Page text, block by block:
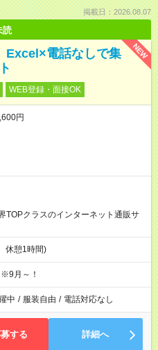
掲載日：2026.08.07
読
NEW
Excel×電話なしで集
WEB登録・面接OK
円
TOPクラスのインターネット通販サ
休憩1時間)
月～！
中 / 服装自由 / 電話対応なし
する 詳細へ